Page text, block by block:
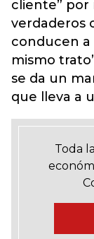
cliente” por
verdaderos
conducen a
mismo
se da un
que lleva a
Toda